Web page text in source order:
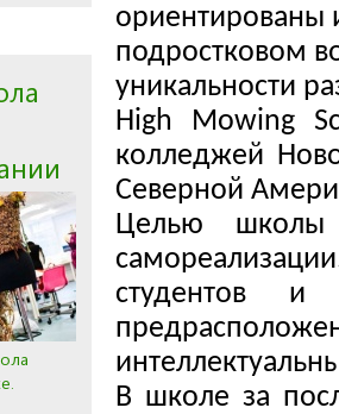
ориентированы
подростковом
уникальности
High Mowing
колледжей
Северной
Целью школы
студентов и
В школе за